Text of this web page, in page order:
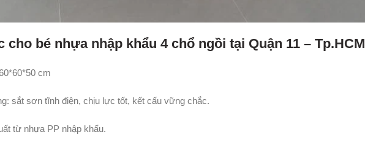
cho bé nhựa nhập khẩu 4 chổ ngồi tại Quận 11 – Tp.HCM
cm
sắt sơn tĩnh điện, chịu lực tốt, kết cấu vững chắc.
từ nhựa PP nhập khẩu.